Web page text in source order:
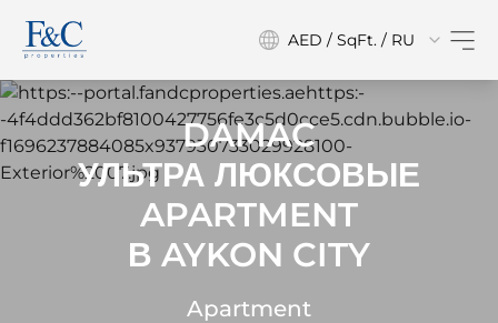
AED / SqFt. / RU
DAMAC
УЛЬТРА ЛЮКСОВЫЕ
APARTMENT
В AYKON CITY
Apartment